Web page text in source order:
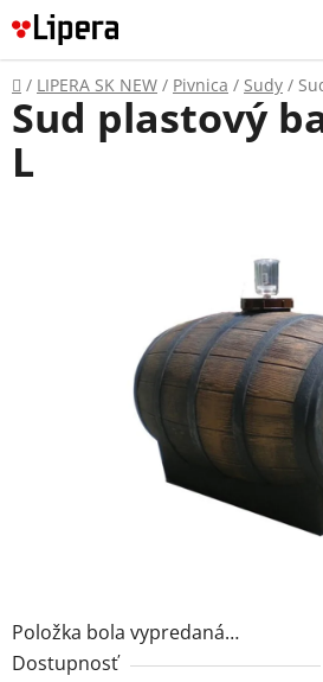
Prejsť
na
obsah
Domov
/ LIPERA SK NEW / Pivnica / Sudy /
Položka bola vypredaná…
Dostupnosť
Sud plastový
L